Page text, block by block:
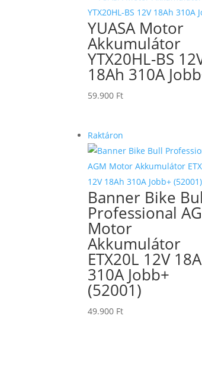
YUASA Motor
Akkumulátor
YTX20HL-BS
18Ah 310A
59.900 Ft
Raktáron
Banner Bike
Professional
Motor
Akkumulátor
ETX20L 12V
310A Jobb+
(52001)
49.900 Ft